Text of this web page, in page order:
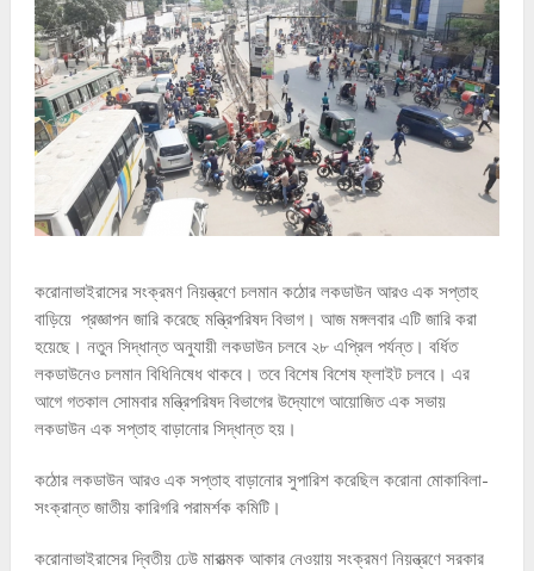
করোনাভাইরাসের সংক্রমণ নিয়ন্ত্রণে চলমান কঠোর লকডাউন আরও এক সপ্তাহ
বাড়িয়ে প্রজ্ঞাপন জারি করেছে মন্ত্রিপরিষদ বিভাগ। আজ মঙ্গলবার এটি জারি করা
হয়েছে। নতুন সিদ্ধান্ত অনুযায়ী লকডাউন চলবে ২৮ এপ্রিল পর্যন্ত। বর্ধিত
লকডাউনেও চলমান বিধিনিষেধ থাকবে। তবে বিশেষ বিশেষ ফ্লাইট চলবে। এর
আগে গতকাল সোমবার মন্ত্রিপরিষদ বিভাগের উদ্যোগে আয়োজিত এক সভায়
লকডাউন এক সপ্তাহ বাড়ানোর সিদ্ধান্ত হয়।
কঠোর লকডাউন আরও এক সপ্তাহ বাড়ানোর সুপারিশ করেছিল করোনা মোকাবিলা-
সংক্রান্ত জাতীয় কারিগরি পরামর্শক কমিটি।
করোনাভাইরাসের দ্বিতীয় ঢেউ মারাত্মক আকার নেওয়ায় সংক্রমণ নিয়ন্ত্রণে সরকার